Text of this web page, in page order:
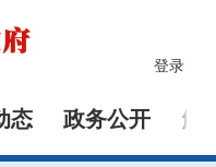
登录
态 政务公开 解